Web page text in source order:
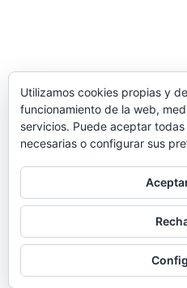
© 2026 Manquepierda
por
Utilizamos cookies propias y
funcionamiento de la web,
servicios. Puede aceptar
necesarias o configurar sus